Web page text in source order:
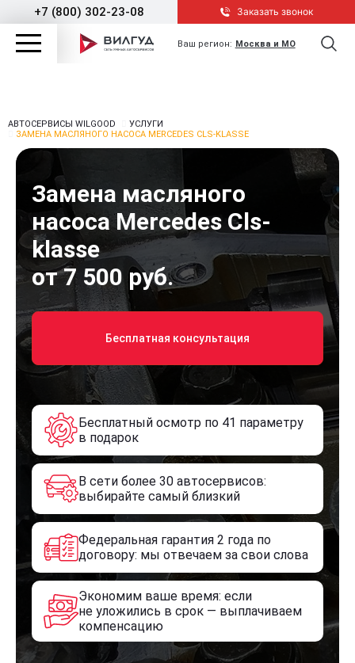
+7 (800) 302-23-08 Заказать звонок
Ваш регион: Москва и МО
АВТОСЕРВИСЫ WILGOOD
УСЛУГИ
ЗАМЕНА МАСЛЯНОГО НАСОСА MERCEDES CLS-KLASSE
Замена масляного
насоса Mercedes Cls-
klasse
от 7 500 руб.
Бесплатная консультация
Бесплатный осмотр по 41 параметру
в подарок
В сети более 30 автосервисов:
выбирайте самый близкий
Федеральная гарантия 2 года по
договору: мы отвечаем за свои слова
Экономим ваше время: если
не уложились в срок — выплачиваем
компенсацию